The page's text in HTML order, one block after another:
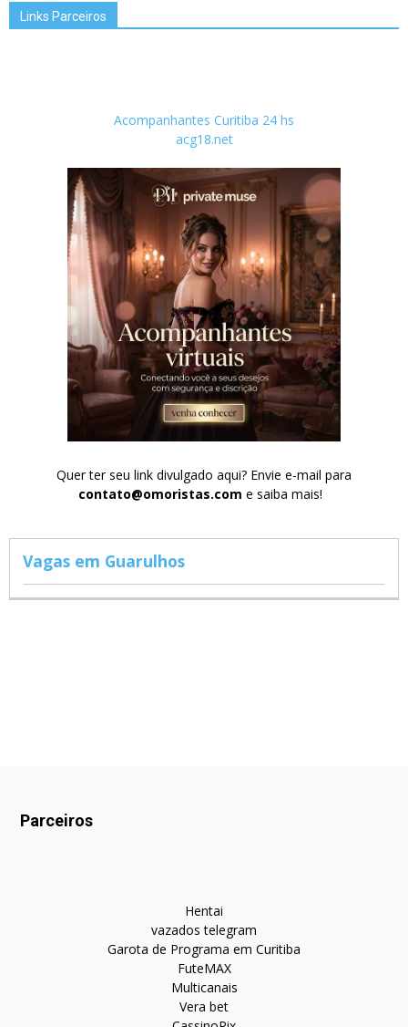
Links Parceiros
Acompanhantes Curitiba 24 hs
acg18.net
Quer ter seu link divulgado aqui? Envie e-mail para
contato@omoristas.com e saiba mais!
Vagas em Guarulhos
Parceiros
Hentai
vazados telegram
Garota de Programa em Curitiba
FuteMAX
Multicanais
Vera bet